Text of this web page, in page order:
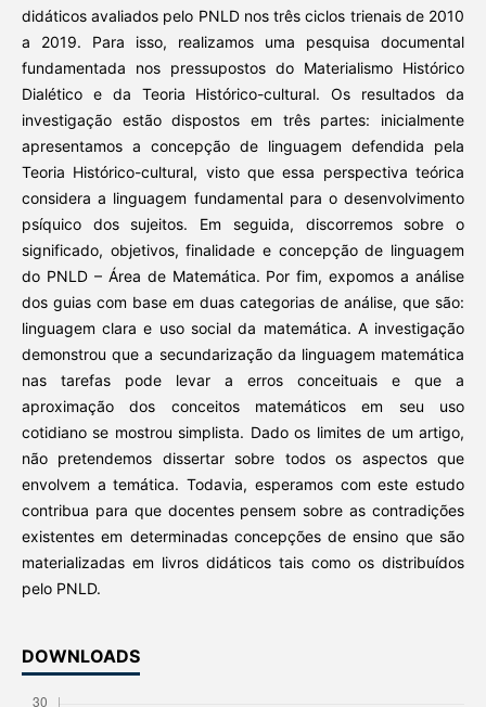
didáticos avaliados pelo PNLD nos três ciclos trienais de 2010
a 2019. Para isso, realizamos uma pesquisa documental
fundamentada nos pressupostos do Materialismo Histórico
Dialético e da Teoria Histórico-cultural. Os resultados da
investigação estão dispostos em três partes: inicialmente
apresentamos a concepção de linguagem defendida pela
Teoria Histórico-cultural, visto que essa perspectiva teórica
considera a linguagem fundamental para o desenvolvimento
psíquico dos sujeitos. Em seguida, discorremos sobre o
significado, objetivos, finalidade e concepção de linguagem
do PNLD – Área de Matemática. Por fim, expomos a análise
dos guias com base em duas categorias de análise, que são:
linguagem clara e uso social da matemática. A investigação
demonstrou que a secundarização da linguagem matemática
nas tarefas pode levar a erros conceituais e que a
aproximação dos conceitos matemáticos em seu uso
cotidiano se mostrou simplista. Dado os limites de um artigo,
não pretendemos dissertar sobre todos os aspectos que
envolvem a temática. Todavia, esperamos com este estudo
contribua para que docentes pensem sobre as contradições
existentes em determinadas concepções de ensino que são
materializadas em livros didáticos tais como os distribuídos
pelo PNLD.
DOWNLOADS